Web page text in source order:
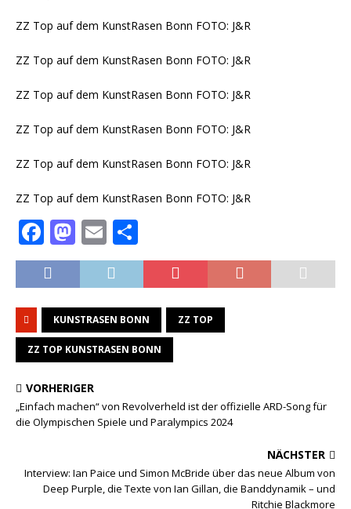
ZZ Top auf dem KunstRasen Bonn FOTO: J&R
ZZ Top auf dem KunstRasen Bonn FOTO: J&R
ZZ Top auf dem KunstRasen Bonn FOTO: J&R
ZZ Top auf dem KunstRasen Bonn FOTO: J&R
ZZ Top auf dem KunstRasen Bonn FOTO: J&R
ZZ Top auf dem KunstRasen Bonn FOTO: J&R
F
a
c
e
b
o
o
k
M
a
st
o
d
o
n
E
m
ai
l
ei
le
n
KUNSTRASEN BONN ZZ TOP
ZZ TOP KUNSTRASEN BONN
VORHERIGER
„Einfach machen“ von Revolverheld ist der offizielle ARD-Song für
die Olympischen Spiele und Paralympics 2024
NÄCHSTER
Interview: Ian Paice und Simon McBride über das neue Album von
Deep Purple, die Texte von Ian Gillan, die Banddynamik – und
Ritchie Blackmore